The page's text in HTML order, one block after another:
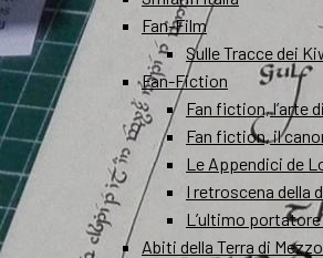
Fan-Film
Sulle Tracce dei
Fan-Fiction
Fan fiction, l’arte
Fan fiction, il
Le Appendici de
I retroscena della
L’ultimo portatore
Abiti della Terra di